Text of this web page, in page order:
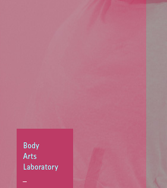
Body